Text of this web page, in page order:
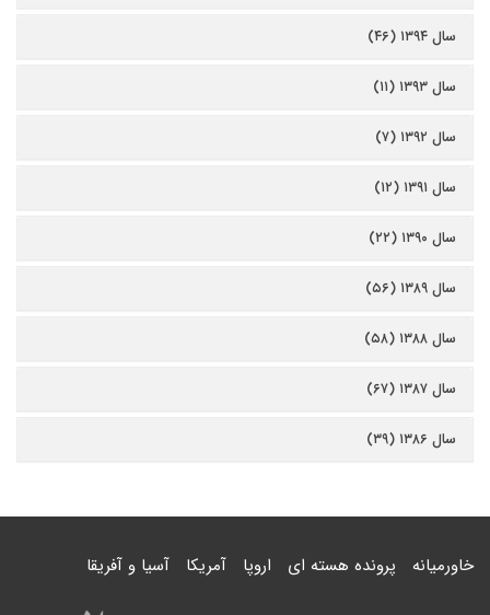
سال ۱۳۹۴ (۴۶)
سال ۱۳۹۳ (۱۱)
سال ۱۳۹۲ (۷)
سال ۱۳۹۱ (۱۲)
سال ۱۳۹۰ (۲۲)
سال ۱۳۸۹ (۵۶)
سال ۱۳۸۸ (۵۸)
سال ۱۳۸۷ (۶۷)
سال ۱۳۸۶ (۳۹)
خاورمیانه پرونده هسته ای اروپا آمریکا آسیا و آفریقا